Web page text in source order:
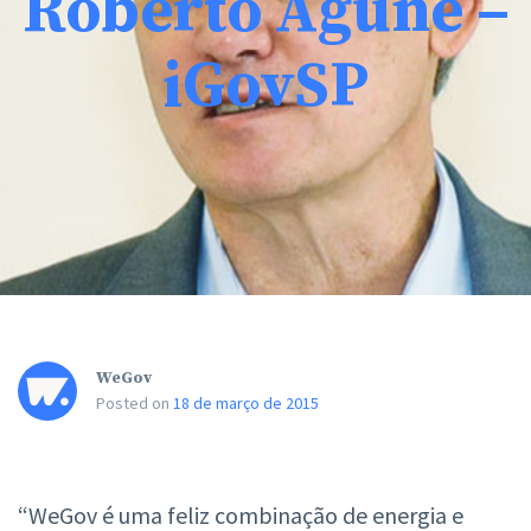
iGovSP
WeGov
Posted on 18 de março de 2015
“WeGov é uma feliz combinação de energia e